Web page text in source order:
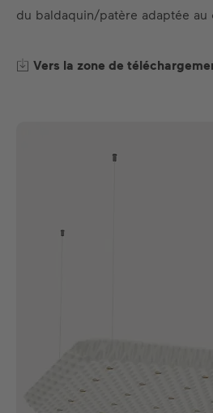
du baldaquin/patère adaptée
Vers la zone de